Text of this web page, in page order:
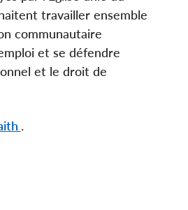
travailler ensemble
communautaire
et se défendre
et le droit de
.